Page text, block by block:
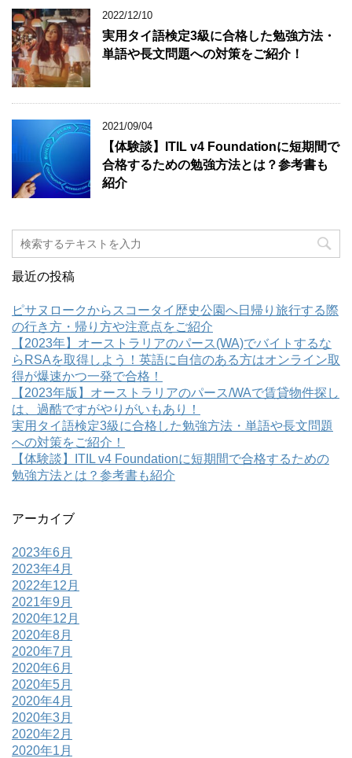
2022/12/10
実用タイ語検定3級に合格した勉強方法・
単語や長文問題への対策をご紹介！
2021/09/04
【体験談】ITIL v4 Foundationに短期間で
合格するための勉強方法とは？参考書も
紹介
最近の投稿
ピサヌロークからスコータイ歴史公園へ日帰り旅行する際
の行き方・帰り方や注意点をご紹介
【2023年】オーストラリアのパース(WA)でバイトするな
らRSAを取得しよう！英語に自信のある方はオンライン取
得が爆速かつ一発で合格！
【2023年版】オーストラリアのパース/WAで賃貸物件探し
は、過酷ですがやりがいもあり！
実用タイ語検定3級に合格した勉強方法・単語や長文問題
への対策をご紹介！
【体験談】ITIL v4 Foundationに短期間で合格するための
勉強方法とは？参考書も紹介
アーカイブ
2023年6月
2023年4月
2022年12月
2021年9月
2020年12月
2020年8月
2020年7月
2020年6月
2020年5月
2020年4月
2020年3月
2020年2月
2020年1月